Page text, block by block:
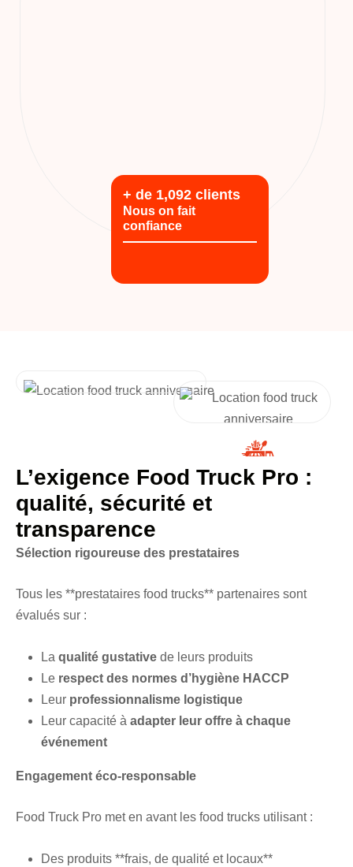
+ de1,340clients
Nous on fait
confiance
L’exigence Food Truck Pro :
qualité, sécurité et
transparence
Sélection rigoureuse des prestataires
Tous les **prestataires food trucks** partenaires sont
évalués sur :
La qualité gustative de leurs produits
Le respect des normes d’hygiène HACCP
Leur professionnalisme logistique
Leur capacité à adapter leur offre à chaque
événement
Engagement éco-responsable
Food Truck Pro met en avant les food trucks utilisant :
Des produits **frais, de qualité et locaux**